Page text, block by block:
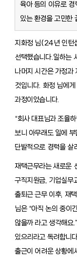
육아 등의 이유로 경
있는 환경을 고민한
지화정 님(24년 인턴
선택했습니다.일하는
나머지 시간은 가정과
것입니다. 화정 님에
과정이었습니다.
“회사 대표님과 조율
보니 아무래도 일에
단발적으로 경력을 살
재택근무라는 새로운
구직지원금, 기업실무
출퇴근 근무 이후, 재
님은 “아직 논의 중이
않을까 라고 생각해요
있으리라고 독려합니
출근이 어려운 상황에